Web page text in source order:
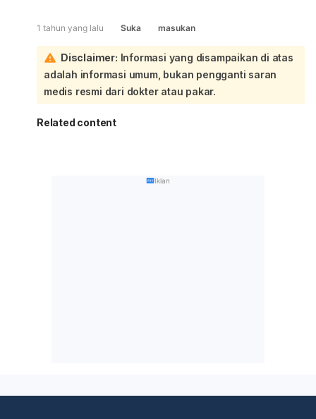
1 tahun yang lalu Suka masukan
Disclaimer: Informasi yang disampaikan di atas
adalah informasi umum, bukan pengganti saran
medis resmi dari dokter atau pakar.
Related content
Iklan